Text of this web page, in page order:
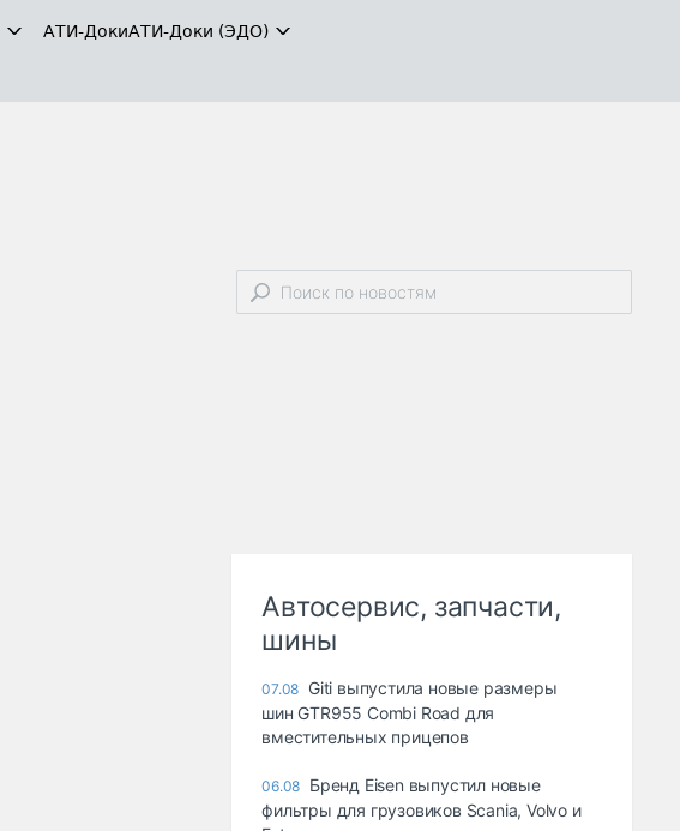
АТИ-ДокиАТИ-Доки (ЭДО)
Автосервис, запчасти,
шины
07.08 Giti выпустила новые размеры
шин GTR955 Combi Road для
вместительных прицепов
06.08 Бренд Eisen выпустил новые
фильтры для грузовиков Scania, Volvo и